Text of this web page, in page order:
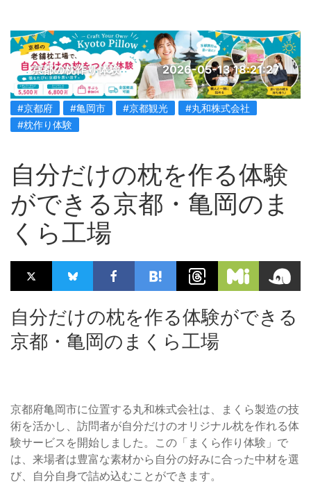
京都の枕作り体験 2026-05-13 18:21:27
#京都府 #亀岡市 #京都観光
#丸和株式会社
#枕作り体験
自分だけの枕を作る体験
ができる京都・亀岡のま
くら工場
自分だけの枕を作る体験ができる
京都・亀岡のまくら工場
京都府亀岡市に位置する丸和株式会社は、まくら製造の技
術を活かし、訪問者が自分だけのオリジナル枕を作れる体
験サービスを開始しました。この「まくら作り体験」で
は、来場者は豊富な素材から自分の好みに合った中材を選
び、自分自身で詰め込むことができます。